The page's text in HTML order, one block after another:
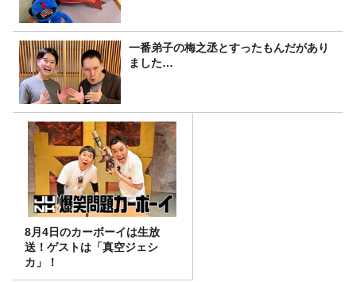
一番弟子の梅之丞とすったもんだがあり
ました…
8月4日のカーボーイは生放
送！ゲストは「真空ジェシ
カ」！